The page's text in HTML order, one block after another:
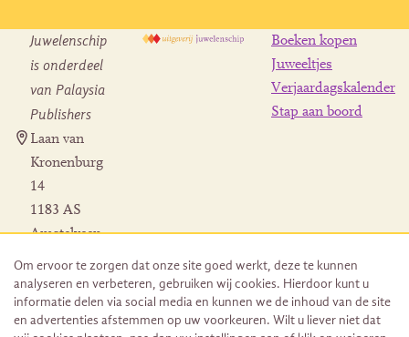
Juwelenschip
is onderdeel
van Palaysia
Publishers
Laan van
Kronenburg
14
1183 AS
Amstelveen
Herroeping
bestelling
Boeken kopen
Juweeltjes
Verjaardagskalender
Stap aan boord
Om ervoor te zorgen dat onze site goed werkt, deze te kunnen
analyseren en verbeteren, gebruiken wij cookies. Hierdoor kunt u
informatie delen via social media en kunnen we de inhoud van de site
en advertenties afstemmen op uw voorkeuren. Wilt u liever niet dat